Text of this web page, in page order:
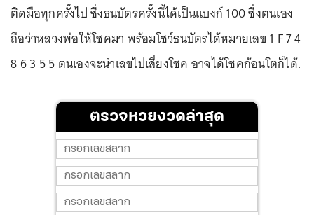
ติดมือทุกครั้งไป ซึ่งธนบัตรครั้งนี้ได้เป็นแบงก์ 100 ซึ่งตนเอง
ถือว่าหลวงพ่อให้โชคมา พร้อมโชว์ธนบัตรได้หมายเลข 1 F 7 4
8 6 3 5 5 ตนเองจะนำเลขไปเสี่ยงโชค อาจได้โชคก้อนโตก็ได้.
ตรวจหวยงวดล่าสุด